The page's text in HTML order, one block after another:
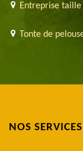
Entreprise taille
Tonte de
NOS SERVICES